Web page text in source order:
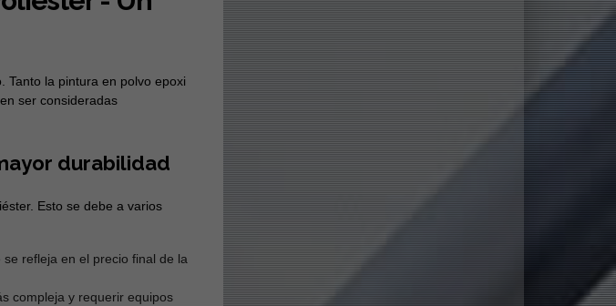
Tanto la pintura en polvo epoxi
ser consideradas
durabilidad
Esto se debe a varios
refleja en el precio final de la
compleja y requerir equipos